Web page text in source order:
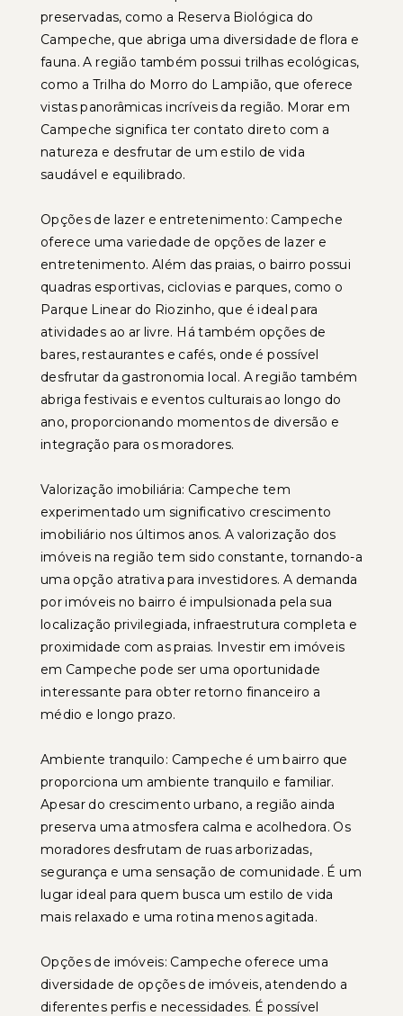
preservadas, como a Reserva Biológica do
Campeche, que abriga uma diversidade de flora e
fauna. A região também possui trilhas ecológicas,
como a Trilha do Morro do Lampião, que oferece
vistas panorâmicas incríveis da região. Morar em
Campeche significa ter contato direto com a
natureza e desfrutar de um estilo de vida
saudável e equilibrado.
Opções de lazer e entretenimento: Campeche
oferece uma variedade de opções de lazer e
entretenimento. Além das praias, o bairro possui
quadras esportivas, ciclovias e parques, como o
Parque Linear do Riozinho, que é ideal para
atividades ao ar livre. Há também opções de
bares, restaurantes e cafés, onde é possível
desfrutar da gastronomia local. A região também
abriga festivais e eventos culturais ao longo do
ano, proporcionando momentos de diversão e
integração para os moradores.
Valorização imobiliária: Campeche tem
experimentado um significativo crescimento
imobiliário nos últimos anos. A valorização dos
imóveis na região tem sido constante, tornando-a
uma opção atrativa para investidores. A demanda
por imóveis no bairro é impulsionada pela sua
localização privilegiada, infraestrutura completa e
proximidade com as praias. Investir em imóveis
em Campeche pode ser uma oportunidade
interessante para obter retorno financeiro a
médio e longo prazo.
Ambiente tranquilo: Campeche é um bairro que
proporciona um ambiente tranquilo e familiar.
Apesar do crescimento urbano, a região ainda
preserva uma atmosfera calma e acolhedora. Os
moradores desfrutam de ruas arborizadas,
segurança e uma sensação de comunidade. É um
lugar ideal para quem busca um estilo de vida
mais relaxado e uma rotina menos agitada.
Opções de imóveis: Campeche oferece uma
diversidade de opções de imóveis, atendendo a
diferentes perfis e necessidades. É possível